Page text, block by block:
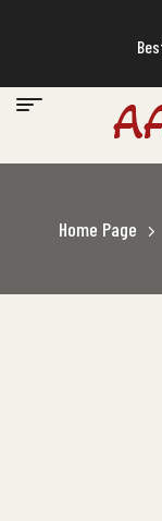
Home Page